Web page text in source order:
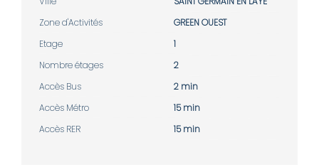
Zone d'Activités
GREEN OUEST
Etage
1
Nombre étages
2
Accès Bus
2 min
Accès Métro
15 min
Accès RER
15 min